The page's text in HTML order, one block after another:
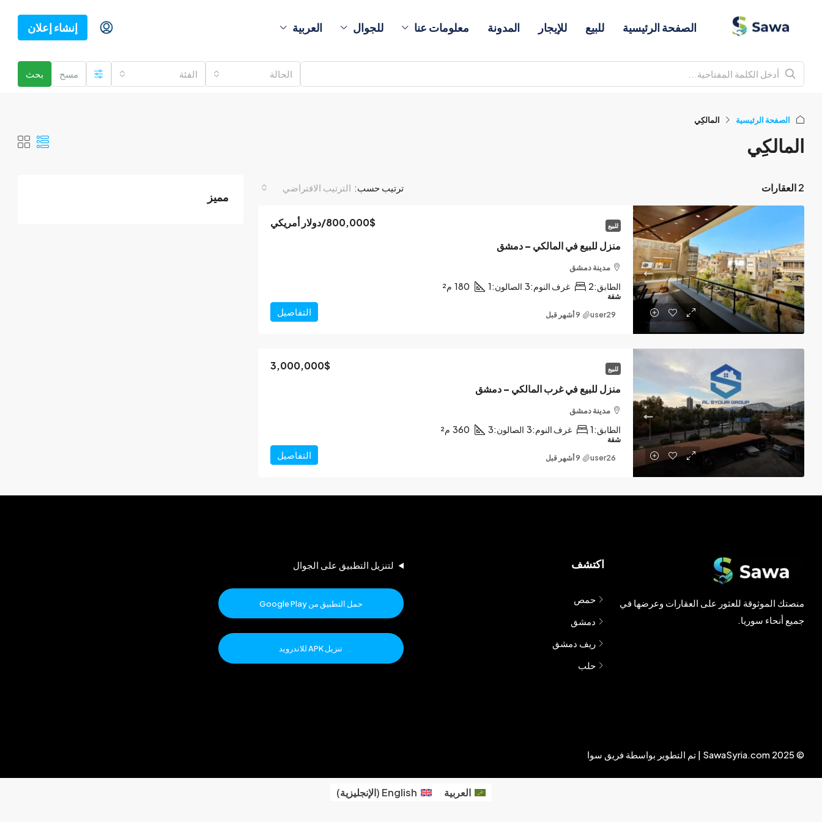
الصفحة الرئيسية للبيع للإيجار المدونة معلومات عنا للجوال العربية إنشاء إعلان
الحالة الفئة مسح بحث
الصفحة الرئيسية المالكِي
المالكِي
2 العقارات ترتيب حسب: الترتيب الافتراضي
للبيع
منزل للبيع في المالكي – دمشق
800,000$/دولار أمريكي
مدينة دمشق
الطابق:2 غرف النوم:3 الصالون:1
180 م²
شقة
التفاصيل user29
للبيع
منزل للبيع في غرب المالكي – دمشق
3,000,000$
مدينة دمشق
الطابق:1 غرف النوم:3 الصالون:3
360 م²
شقة
التفاصيل user26
مميز
منصتك الموثوقة للعثور على العقارات وعرضها في
جميع أنحاء سوريا.
اكتشف
حمص
دمشق
ريف دمشق
حلب
لتنزيل التطبيق على الجوال
حمل التطبيق من Google Play
تنزيل APK للاندرويد
© 2025 SawaSyria.com | تم التطوير بواسطة فريق سوا
العربية English
(الإنجليزية)